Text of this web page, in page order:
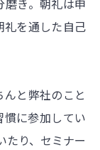
き。朝礼は申
礼を通した自己
と弊社のこと
に参加してい
たり、セミナー